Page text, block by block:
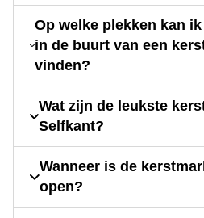
Op welke plekken kan
in de buurt van een
vinden?
Wat zijn de leukste
Selfkant?
Wanneer is de
open?